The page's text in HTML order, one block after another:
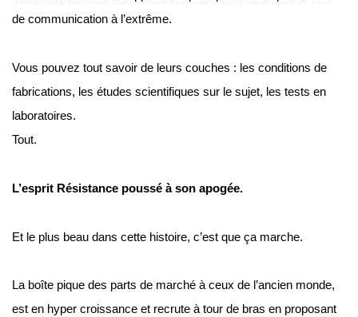
de communication à l’extrême.
Vous pouvez tout savoir de leurs couches : les conditions de
fabrications, les études scientifiques sur le sujet, les tests en
laboratoires.
Tout.
L’esprit Résistance poussé à son apogée.
Et le plus beau dans cette histoire, c’est que ça marche.
La boîte pique des parts de marché à ceux de l’ancien monde,
est en hyper croissance et recrute à tour de bras en proposant